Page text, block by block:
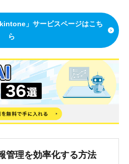
」サービスページはこち
ら
管理を効率化する方法